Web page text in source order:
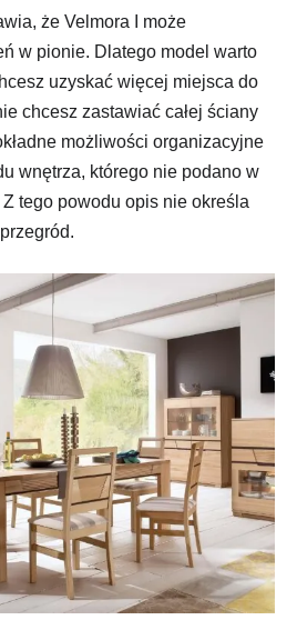
że Velmora I może
w pionie. Dlatego model warto
uzyskać więcej miejsca do
chcesz zastawiać całej ściany
możliwości organizacyjne
wnętrza, którego nie podano w
tego powodu opis nie określa